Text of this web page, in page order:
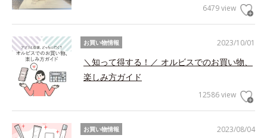
6479 view
2023/10/01
お買い物情報
＼知って得する！／ オルビスでのお買い物、
楽しみ方ガイド
12586 view
2023/08/04
お買い物情報